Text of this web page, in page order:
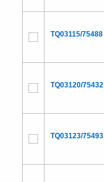
TQ03115/75488
TQ03120/75432
TQ03123/75493